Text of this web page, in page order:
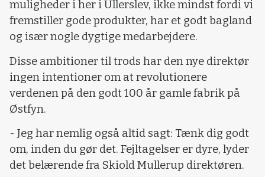
muligheder i her i Ullerslev, ikke mindst fordi vi
fremstiller gode produkter, har et godt bagland
og især nogle dygtige medarbejdere.
Disse ambitioner til trods har den nye direktør
ingen intentioner om at revolutionere
verdenen på den godt 100 år gamle fabrik på
Østfyn.
- Jeg har nemlig også altid sagt: Tænk dig godt
om, inden du gør det. Fejltagelser er dyre, lyder
det belærende fra Skiold Mullerup direktøren.